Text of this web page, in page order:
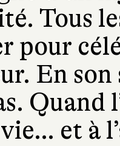
Tous
pour
En
Quand
et à